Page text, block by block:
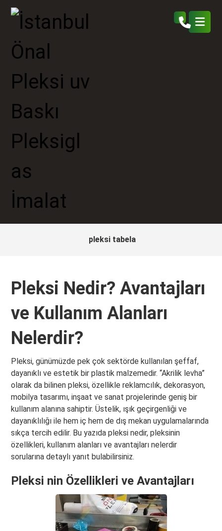
pleksi tabela
Pleksi Nedir? Avantajları
ve Kullanım Alanları
Nelerdir?
Pleksi, günümüzde pek çok sektörde kullanılan şeffaf,
dayanıklı ve estetik bir plastik malzemedir. “Akrilik levha”
olarak da bilinen pleksi, özellikle reklamcılık, dekorasyon,
mobilya tasarımı, inşaat ve sanat projelerinde geniş bir
kullanım alanına sahiptir. Üstelik, ışık geçirgenliği ve
dayanıklılığı ile hem iç hem de dış mekan uygulamalarında
sıkça tercih edilir. Bu yazıda pleksi nedir, pleksinin
özellikleri, kullanım alanları ve avantajları nelerdir
sorularına detaylı yanıt bulabilirsiniz.
Pleksi nin Özellikleri ve Avantajları